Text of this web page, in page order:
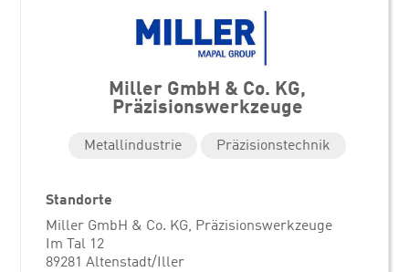
Miller GmbH & Co. KG,
Präzisionswerkzeuge
Metallindustrie Präzisionstechnik
Standorte
Miller GmbH & Co. KG, Präzisionswerkzeuge
Im Tal 12
89281 Altenstadt/Iller